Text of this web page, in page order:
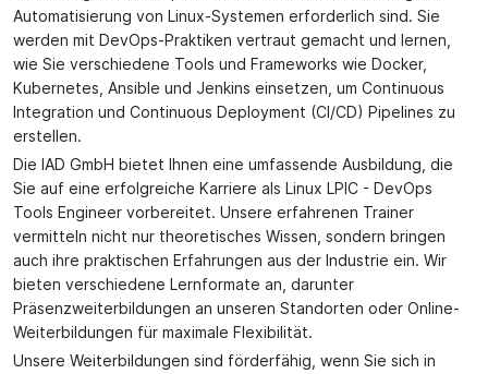
Automatisierung von Linux-Systemen erforderlich sind. Sie
werden mit DevOps-Praktiken vertraut gemacht und lernen,
wie Sie verschiedene Tools und Frameworks wie Docker,
Kubernetes, Ansible und Jenkins einsetzen, um Continuous
Integration und Continuous Deployment (CI/CD) Pipelines zu
erstellen.
Die IAD GmbH bietet Ihnen eine umfassende Ausbildung, die
Sie auf eine erfolgreiche Karriere als Linux LPIC - DevOps
Tools Engineer vorbereitet. Unsere erfahrenen Trainer
vermitteln nicht nur theoretisches Wissen, sondern bringen
auch ihre praktischen Erfahrungen aus der Industrie ein. Wir
bieten verschiedene Lernformate an, darunter
Präsenzweiterbildungen an unseren Standorten oder Online-
Weiterbildungen für maximale Flexibilität.
Unsere Weiterbildungen sind förderfähig, wenn Sie sich in